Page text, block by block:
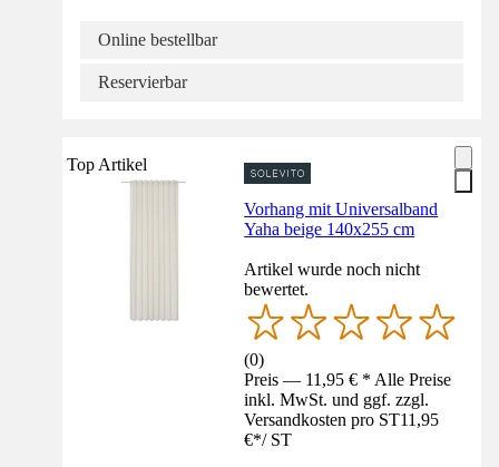
Online bestellbar
Reservierbar
Top Artikel
Vorhang mit Universalband
Yaha beige 140x255 cm
Artikel wurde noch nicht
bewertet.
(0)
Preis — 11,95 € * Alle Preise
inkl. MwSt. und ggf. zzgl.
Versandkosten pro ST11,95
€*/ ST